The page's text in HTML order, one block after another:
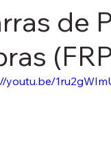
de
youtu.be/